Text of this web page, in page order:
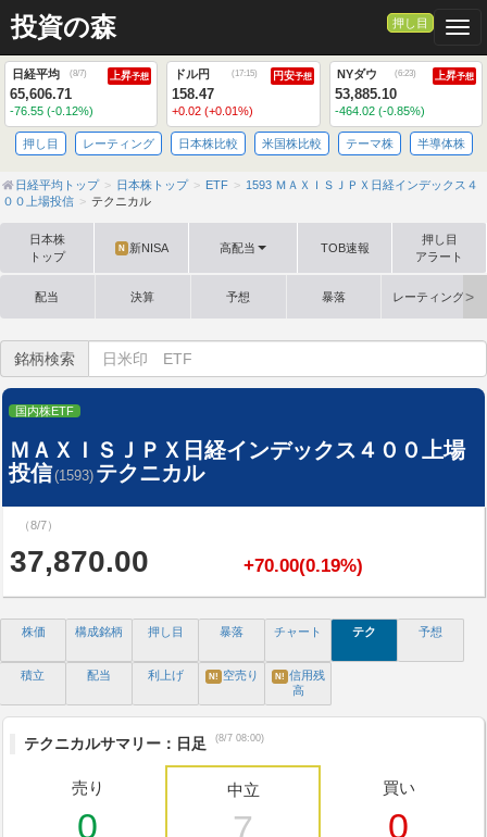
投資の森 押し目
日経平均 (8/7) 上昇予想
65,606.71
-76.55 (-0.12%)
ドル円 (17:15) 円安予想
158.47
+0.02 (+0.01%)
NYダウ (6:23) 上昇予想
53,885.10
-464.02 (-0.85%)
押し目 レーティング 日本株比較 米国株比較 テーマ株 半導体株
日経平均トップ 日本株トップ ETF
1593 ＭＡＸＩＳＪＰＸ日経インデックス４
００上場投信
テクニカル
日本株
トップ
N 新NISA 高配当 TOB速報
押し目
アラート
配当 決算 予想 暴落 レーティング格
銘柄検索
国内株ETF
ＭＡＸＩＳＪＰＸ日経インデックス４００上場
投信(1593) テクニカル
（8/7）
37,870.00 +70.00(0.19%)
株価 構成銘柄 押し目 暴落 チャート テク 予想
積立 配当 利上げ N! 空売り N! 信用残
高
テクニカルサマリー：日足 (8/7 08:00)
売り
0
中立
7
買い
0